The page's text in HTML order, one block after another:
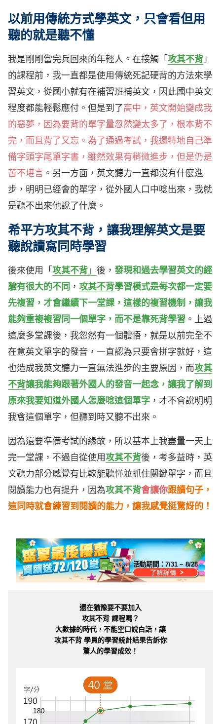
以前用傳統方式學英文，只會看但用
聽的就是聽不懂
我是剛剛當完兵回來的年輕人。在接觸「 攻其不背 」
的課程前，我一直都是使用傳統死記硬背的方法來學
習英文，從國小就有在補習班補英文，因此國中英文
程度都能輕鬆應付。但是到了高中，英文開始變成我
的惡夢， 因為要背的單字量忽然變太多了，根本背不
完，而且背了又忘。為了通過考試，我還特地自己準
備字頭字尾單字書，雖然效果有稍微進步，但是仍是
苦不堪言 。另一方面，英文聽力一直都沒有什麼進
步，明明已經會的單字，從外國人口中唸出來，我就
是聽不出來他說了什麼。
希平方攻其不背，讓我理解英文是要
聽說讀寫同時學習
後來使用「 攻其不背 」 後， 發現和過去學習英文的經
驗有很大的不同 ， 攻其不背學習模式是每次都一定要
先複習，才會繼續下一堂課，這樣的複習機制，讓我
能夠重複複習同一個單字，而不是靠死背學習 。上過
這麼多堂課後，我忽然有一個體悟，就是以前完全不
在意英文單字的發音，一直認為只要會拼字就好，這
也造成我英文聽力一直無法進步的主要原因，而攻其
不背讓我能夠跟著外國人的發音一起念，讓我了解到
原來我要知道外國人怎麼唸這個單字 ，才不會說明明
我會這個單字，但聽到時又聽不出來。
因為還要準備考試的緣故，所以基本上我盡量一天上
完一堂課，不過自從使用攻其不背後，考多益時，英
文聽力部分感覺有比較能聽懂並抓住關鍵單字，而且
閱讀能力也有提升，因為攻其不背會讓你跟讀句子，
這同時就會練習到閱讀的能力，讓我感覺挺驚訝的！
活動期間：7/31 ~ 8/28
還在猶豫要不要加入
攻其不背 課程嗎？
大數據的時代，不能空口說白話，讓
攻其不背 學員的學習統計結果告訴你
驚人的學習成效！